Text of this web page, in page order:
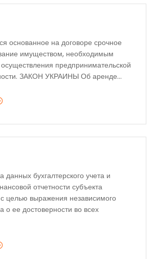
основанное на договоре срочное
имуществом, необходимым
предпринимательской
ЗАКОН УКРАИНЫ Об аренде...
данных бухгалтерского учета и
отчетности субъекта
целью выражения независимого
о ее достоверности во всех